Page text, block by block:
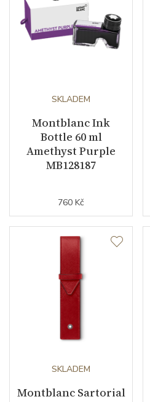
SKLADEM
Montblanc Ink
Bottle 60 ml
Amethyst Purple
MB128187
760 Kč
SKLADEM
Montblanc Sartorial